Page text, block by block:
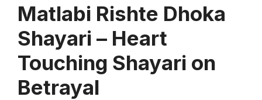
Matlabi Rishte Dhoka
Shayari – Heart
Touching Shayari on
Betrayal